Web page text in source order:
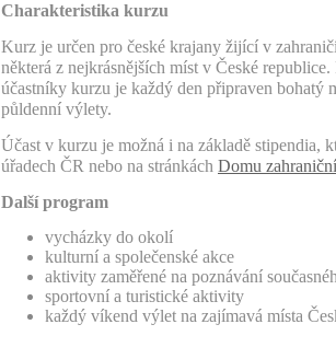
Charakteristika kurzu
Kurz je určen pro české krajany žijící v
některá z nejkrásnějších míst v České
účastníky kurzu je každý den připraven
půldenní výlety.
Účast v kurzu je možná i na základě stipendia,
úřadech ČR nebo na stránkách Domu
Další program
vycházky do okolí
kulturní a společenské akce
aktivity zaměřené na poznávání
sportovní a turistické aktivity
každý víkend výlet na zajímavá místa